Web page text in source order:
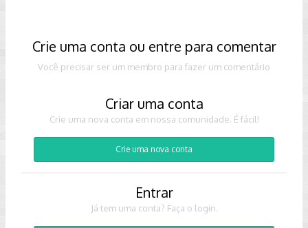
Crie uma conta ou entre para comentar
Você precisar ser um membro para fazer um comentário
Criar uma conta
Crie uma nova conta em nossa comunidade. É fácil!
Crie uma nova conta
Entrar
Já tem uma conta? Faça o login.